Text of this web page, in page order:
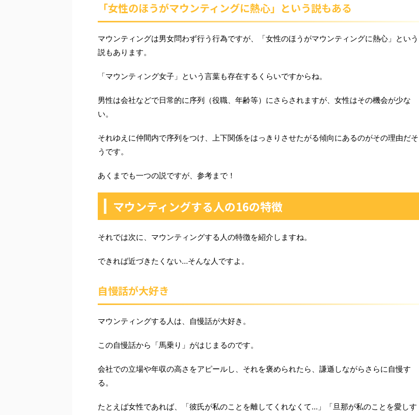
「女性のほうがマウンティングに熱心」という説もある
マウンティングは男女問わず行う行為ですが、「女性のほうがマウンティングに熱心」という
説もあります。
「マウンティング女子」という言葉も存在するくらいですからね。
男性は会社などで日常的に序列（役職、年齢等）にさらされますが、女性はその機会が少な
い。
それゆえに仲間内で序列をつけ、上下関係をはっきりさせたがる傾向にあるのがその理由だそ
うです。
あくまでも一つの説ですが、参考まで！
マウンティングする人の16の特徴
それでは次に、マウンティングする人の特徴を紹介しますね。
できれば近づきたくない…そんな人ですよ。
自慢話が大好き
マウンティングする人は、自慢話が大好き。
この自慢話から「馬乗り」がはじまるのです。
会社での立場や年収の高さをアピールし、それを褒められたら、謙遜しながらさらに自慢す
る。
たとえば女性であれば、「彼氏が私のことを離してくれなくて…」「旦那が私のことを愛しす